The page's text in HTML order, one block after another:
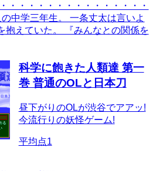
・・・・・・・・・・・・・・・
中学三年生。 一条丈太は言いよ
抱えていた。 『みんなとの関係を
科学に飽きた人類達 第一
巻 普通のOLと日本刀
昼下がりのOLが渋谷でアアッ!
今流行りの妖怪ゲーム!
平均点1